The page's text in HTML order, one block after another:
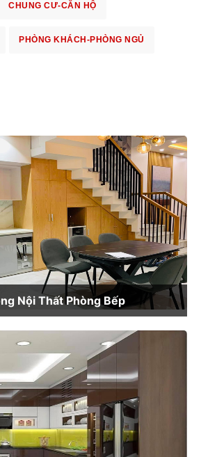
CHUNG CƯ-CĂN HỘ
PHÒNG KHÁCH-PHÒNG NGỦ
Nội Thất Phòng Bếp